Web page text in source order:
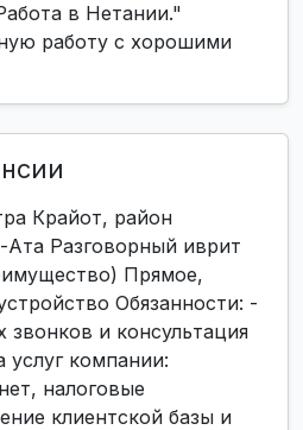
в Нетании."
работу с хорошими
Крайот, район
Ата Разговорный иврит
Прямое,
Обязанности: -
звонков и консультация
компании:
налоговые
клиентской базы и